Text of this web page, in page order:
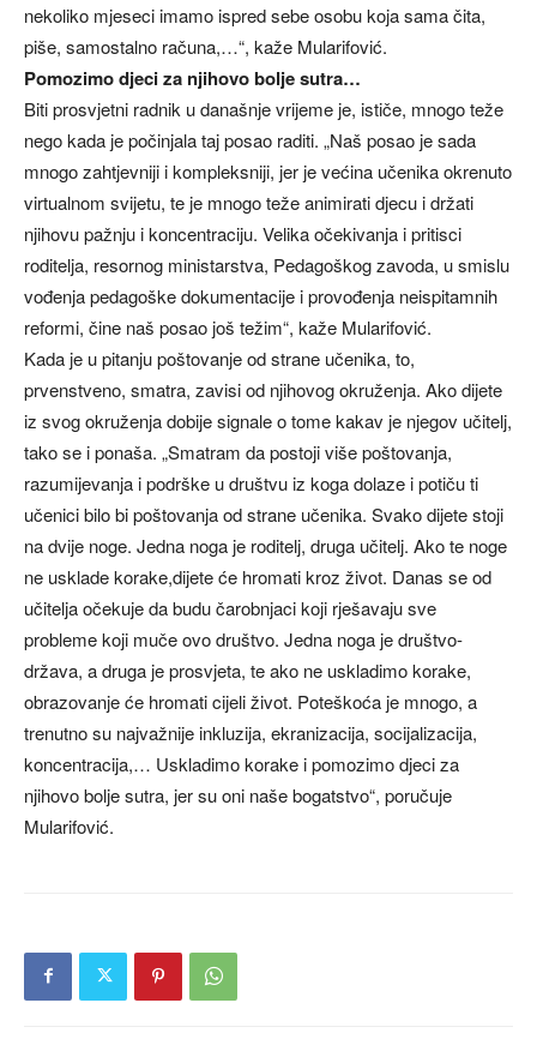
nekoliko mjeseci imamo ispred sebe osobu koja sama čita,
piše, samostalno računa,…“, kaže Mularifović.
Pomozimo djeci za njihovo bolje sutra…
Biti prosvjetni radnik u današnje vrijeme je, ističe, mnogo teže
nego kada je počinjala taj posao raditi. „Naš posao je sada
mnogo zahtjevniji i kompleksniji, jer je većina učenika okrenuto
virtualnom svijetu, te je mnogo teže animirati djecu i držati
njihovu pažnju i koncentraciju. Velika očekivanja i pritisci
roditelja, resornog ministarstva, Pedagoškog zavoda, u smislu
vođenja pedagoške dokumentacije i provođenja neispitamnih
reformi, čine naš posao još težim“, kaže Mularifović.
Kada je u pitanju poštovanje od strane učenika, to,
prvenstveno, smatra, zavisi od njihovog okruženja. Ako dijete
iz svog okruženja dobije signale o tome kakav je njegov učitelj,
tako se i ponaša. „Smatram da postoji više poštovanja,
razumijevanja i podrške u društvu iz koga dolaze i potiču ti
učenici bilo bi poštovanja od strane učenika. Svako dijete stoji
na dvije noge. Jedna noga je roditelj, druga učitelj. Ako te noge
ne usklade korake,dijete će hromati kroz život. Danas se od
učitelja očekuje da budu čarobnjaci koji rješavaju sve
probleme koji muče ovo društvo. Jedna noga je društvo-
država, a druga je prosvjeta, te ako ne uskladimo korake,
obrazovanje će hromati cijeli život. Poteškoća je mnogo, a
trenutno su najvažnije inkluzija, ekranizacija, socijalizacija,
koncentracija,… Uskladimo korake i pomozimo djeci za
njihovo bolje sutra, jer su oni naše bogatstvo“, poručuje
Mularifović.